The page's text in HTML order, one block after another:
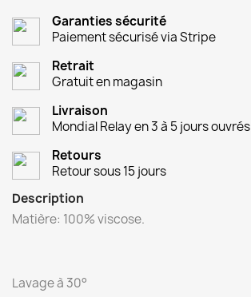
Garanties sécurité
Paiement sécurisé via Stripe
Retrait
Gratuit en magasin
Livraison
Mondial Relay en 3 à 5 jours ouvrés
Retours
Retour sous 15 jours
Description
Matière: 100% viscose.
Lavage à 30°